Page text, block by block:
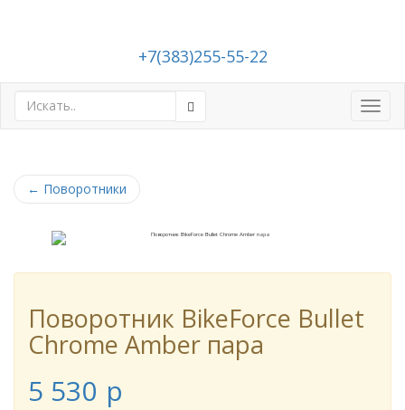
+7(383)255-55-22
← Поворотники
Поворотник BikeForce Bullet
Chrome Amber пара
5 530 p